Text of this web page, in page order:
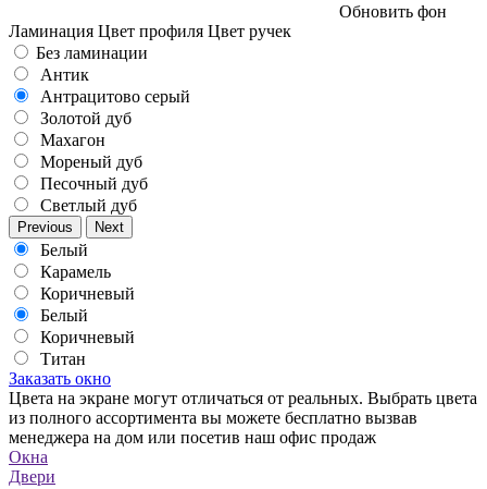
Обновить фон
Ламинация Цвет профиля Цвет ручек
Без ламинации
Антик
Антрацитово серый
Золотой дуб
Махагон
Мореный дуб
Песочный дуб
Светлый дуб
Previous Next
Белый
Карамель
Коричневый
Белый
Коричневый
Титан
Заказать окно
Цвета на экране могут отличаться от реальных. Выбрать цвета
из полного ассортимента вы можете бесплатно вызвав
менеджера на дом или посетив наш офис продаж
Окна
Двери